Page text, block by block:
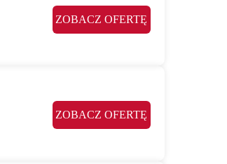
ZOBACZ OFERTĘ
ZOBACZ OFERTĘ